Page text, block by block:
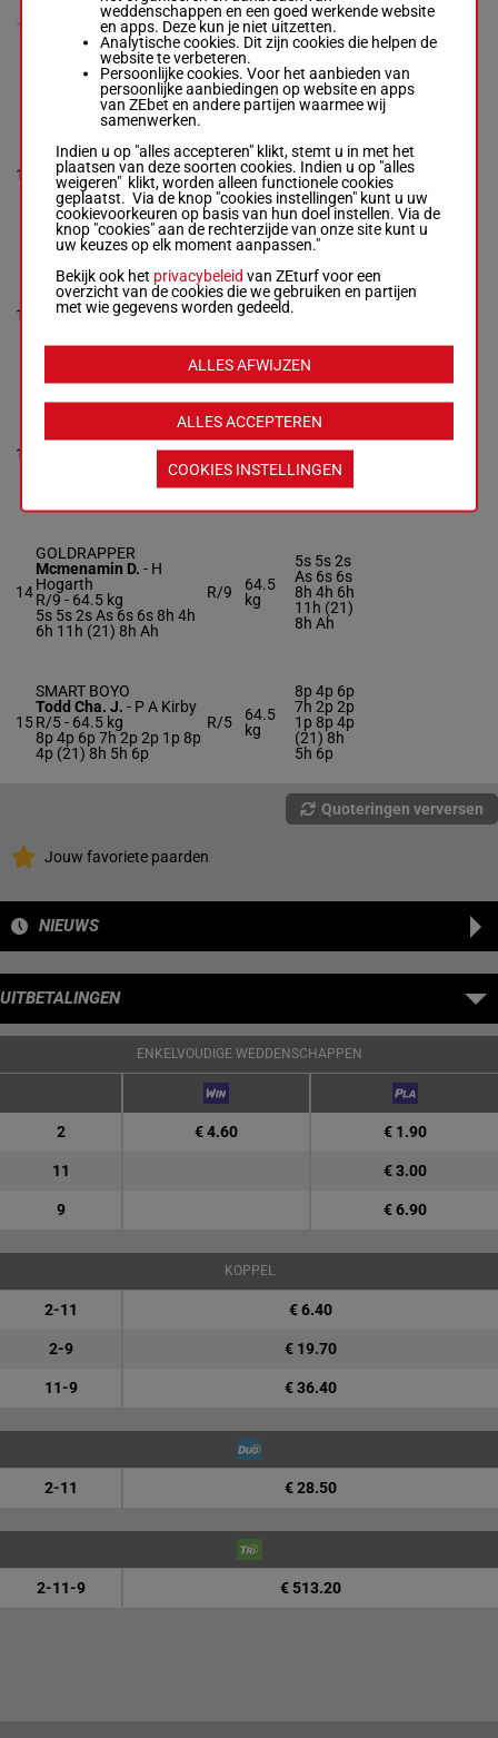
10
Brooke H.-Robson Mlle
67 kg
6h 6h 9h 6h 5h (21) 7h
6p 3p 9p (20) 3p
R/8 67 kg
6h 5h
(21) 7h
6p 3p 9p
11
Smith-chaston Mme E.
Micky Hammond
R/9 -63.5 kg
1h 1h 3h Ah (21) Ah 8h
5h Ah 5h (20) 9h 3h 6p
R/9
63.5
kg
Ah (21)
Ah 8h 5h
Ah 5h
(20) 9h
3h 6p
12
MISSCARLETT
Williamson J.-P A
Kirby
M/1062 kg
8p 2h 7p
6h 4h 7h
1h 3h
13
Jefferson
6h 10h 8h 8h 5h (20) 6p
R/9
64.5
kg
6h 10h
8h 8h 5h
(20) 6p
8p
14
GOLDRAPPER
Mcmenamin D. - H
Hogarth
R/9 - 64.5 kg
5s 5s 2s As 6s 6s 8h 4h
6h 11h (21) 8h Ah
R/9
64.5
kg
5s 5s 2s
As 6s 6s
8h 4h 6h
11h (21)
8h Ah
15
SMART BOYO
Todd Cha. J. - P A Kirby
R/5 - 64.5 kg
8p 4p 6p 7h 2p 2p 1p 8p
4p (21) 8h 5h 6p
R/5
64.5
kg
8p 4p 6p
7h 2p 2p
1p 8p 4p
(21) 8h
5h 6p
Quoteringen verversen
Jouw favoriete paarden
NIEUWS
UITBETALINGEN
ENKELVOUDIGE WEDDENSCHAPPEN
2 € 4.60 € 1.90
11 € 3.00
9 € 6.90
KOPPEL
2-11 € 6.40
2-9 € 19.70
11-9 € 36.40
2-11 € 28.50
2-11-9 € 513.20
weddenschappen en een goed werkende website
en apps. Deze kun je niet uitzetten.
Analytische cookies. Dit zijn cookies die helpen de
website te verbeteren.
Persoonlijke cookies. Voor het aanbieden van
persoonlijke aanbiedingen op website en apps
van ZEbet en andere partijen waarmee wij
samenwerken.
Indien u op "alles accepteren" klikt, stemt u in met het
plaatsen van deze soorten cookies. Indien u op "alles
weigeren" klikt, worden alleen functionele cookies
geplaatst. Via de knop "cookies instellingen" kunt u uw
cookievoorkeuren op basis van hun doel instellen. Via de
knop "cookies" aan de rechterzijde van onze site kunt u
uw keuzes op elk moment aanpassen."
Bekijk ook het privacybeleid van ZEturf voor een
overzicht van de cookies die we gebruiken en partijen
met wie gegevens worden gedeeld.
ALLES ACCEPTEREN
ALLES AFWIJZEN
COOKIES INSTELLINGEN